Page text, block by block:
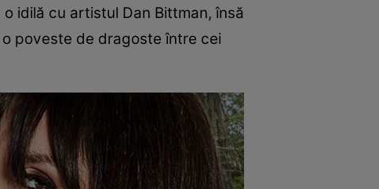
idilă cu artistul Dan Bittman, însă
poveste de dragoste între cei